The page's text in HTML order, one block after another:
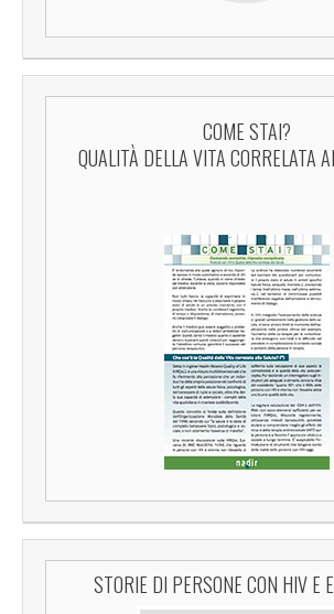
COME STAI?
QUALITÀ DELLA VITA CORRELATA
STORIE DI PERSONE CON HIV E